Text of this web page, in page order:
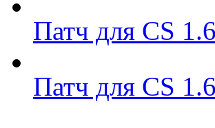
Патч для CS
Патч для CS